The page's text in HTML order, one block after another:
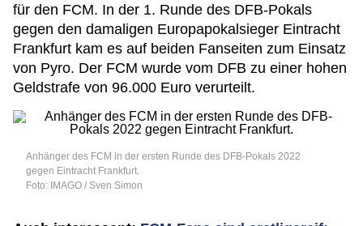
für den FCM. In der 1. Runde des DFB-Pokals
gegen den damaligen Europapokalsieger Eintracht
Frankfurt kam es auf beiden Fanseiten zum Einsatz
von Pyro. Der FCM wurde vom DFB zu einer hohen
Geldstrafe von 96.000 Euro verurteilt.
Anhänger des FCM in der ersten Runde des DFB-Pokals 2022
gegen Eintracht Frankfurt.
Foto: IMAGO / Sven Simon